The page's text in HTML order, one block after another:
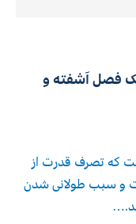
فصل آشفته و
که تصرف قدرت از
و سبب طولانی شدن